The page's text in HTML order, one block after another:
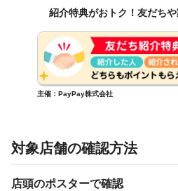
紹介特典がおトク！友だち
主催：PayPay株式会社
対象店舗の確認方法
店頭のポスターで確認